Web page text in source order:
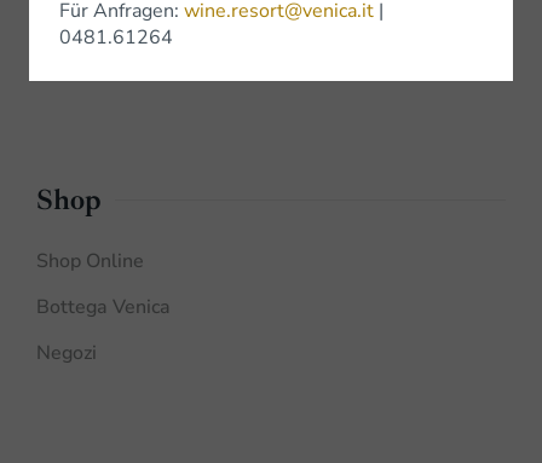
Vini Rossi
Shop
Shop Online
Bottega Venica
Negozi
Für Anfragen: wine.resort@venica.it |
0481.61264